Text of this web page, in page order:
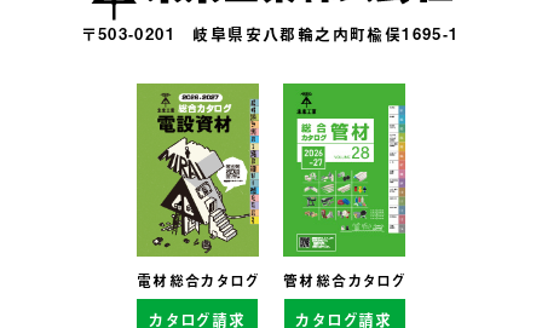
〒503-0201 岐阜県安八郡輪之内町楡俣1695-1
電材総合カタログ
カタログ請求
管材総合カタログ
カタログ請求